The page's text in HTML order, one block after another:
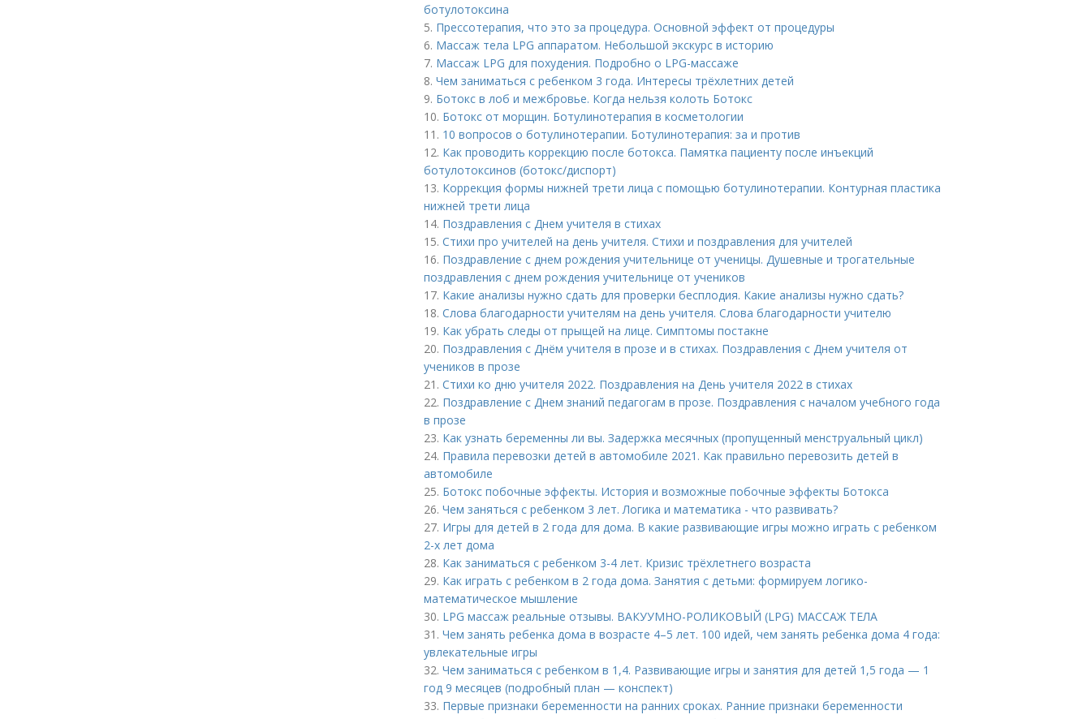
ботулотоксина
5. Прессотерапия, что это за процедура. Основной эффект от процедуры
6. Массаж тела LPG аппаратом. Небольшой экскурс в историю
7. Массаж LPG для похудения. Подробно о LPG-массаже
8. Чем заниматься с ребенком 3 года. Интересы трёхлетних детей
9. Ботокс в лоб и межбровье. Когда нельзя колоть Ботокс
10. Ботокс от морщин. Ботулинотерапия в косметологии
11. 10 вопросов о ботулинотерапии. Ботулинотерапия: за и против
12. Как проводить коррекцию после ботокса. Памятка пациенту после инъекций
ботулотоксинов (ботокс/диспорт)
13. Коррекция формы нижней трети лица с помощью ботулинотерапии. Контурная пластика
нижней трети лица
14. Поздравления с Днем учителя в стихах
15. Стихи про учителей на день учителя. Стихи и поздравления для учителей
16. Поздравление с днем рождения учительнице от ученицы. Душевные и трогательные
поздравления с днем рождения учительнице от учеников
17. Какие анализы нужно сдать для проверки бесплодия. Какие анализы нужно сдать?
18. Слова благодарности учителям на день учителя. Слова благодарности учителю
19. Как убрать следы от прыщей на лице. Симптомы постакне
20. Поздравления с Днём учителя в прозе и в стихах. Поздравления с Днем учителя от
учеников в прозе
21. Стихи ко дню учителя 2022. Поздравления на День учителя 2022 в стихах
22. Поздравление с Днем знаний педагогам в прозе. Поздравления с началом учебного года
в прозе
23. Как узнать беременны ли вы. Задержка месячных (пропущенный менструальный цикл)
24. Правила перевозки детей в автомобиле 2021. Как правильно перевозить детей в
автомобиле
25. Ботокс побочные эффекты. История и возможные побочные эффекты Ботокса
26. Чем заняться с ребенком 3 лет. Логика и математика - что развивать?
27. Игры для детей в 2 года для дома. В какие развивающие игры можно играть с ребенком
2-х лет дома
28. Как заниматься с ребенком 3-4 лет. Кризис трёхлетнего возраста
29. Как играть с ребенком в 2 года дома. Занятия с детьми: формируем логико-
математическое мышление
30. LPG массаж реальные отзывы. ВАКУУМНО-РОЛИКОВЫЙ (LPG) МАССАЖ ТЕЛА
31. Чем занять ребенка дома в возрасте 4–5 лет. 100 идей, чем занять ребенка дома 4 года:
увлекательные игры
32. Чем заниматься с ребенком в 1,4. Развивающие игры и занятия для детей 1,5 года — 1
год 9 месяцев (подробный план — конспект)
33. Первые признаки беременности на ранних сроках. Ранние признаки беременности